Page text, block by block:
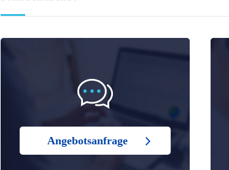
Angebotsanfrage